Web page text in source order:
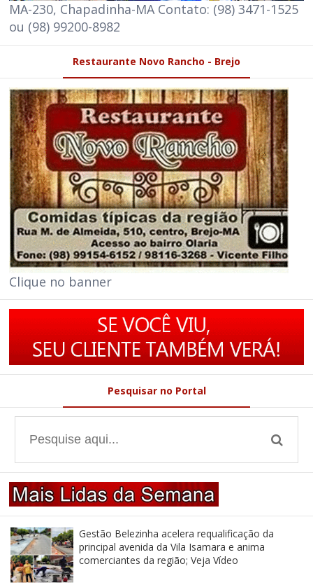
MA-230, Chapadinha-MA Contato: (98) 3471-1525
ou (98) 99200-8982
Restaurante Novo Rancho - Brejo
Clique no banner
Pesquisar no Portal
Gestão Belezinha acelera requalificação da
principal avenida da Vila Isamara e anima
comerciantes da região; Veja Vídeo